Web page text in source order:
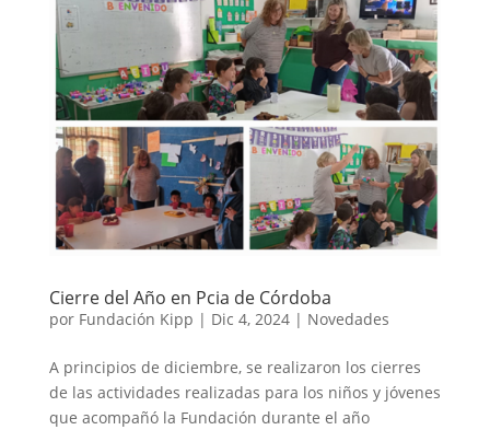
Cierre del Año en Pcia de Córdoba
por Fundación Kipp | Dic 4, 2024| Novedades
A principios de diciembre, se realizaron los cierres
de las actividades realizadas para los niños y jóvenes
que acompañó la Fundación durante el año